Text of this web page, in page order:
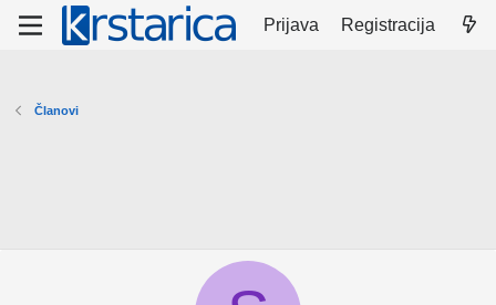
Prijava Registracija
Članovi